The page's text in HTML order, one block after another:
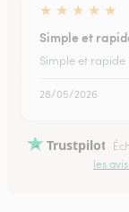
★ ★ ★ ★ ★
Simple et
Simple et rapide
28/05/2026
Trustpilot
les